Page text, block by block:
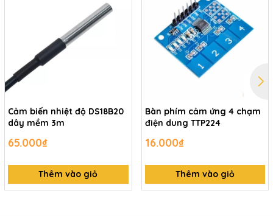
Cảm biến nhiệt độ DS18B20
dây mềm 3m
65.000₫
Thêm vào giỏ
Bàn phím cảm ứng 4 chạm
điện dung TTP224
16.000₫
Thêm vào giỏ